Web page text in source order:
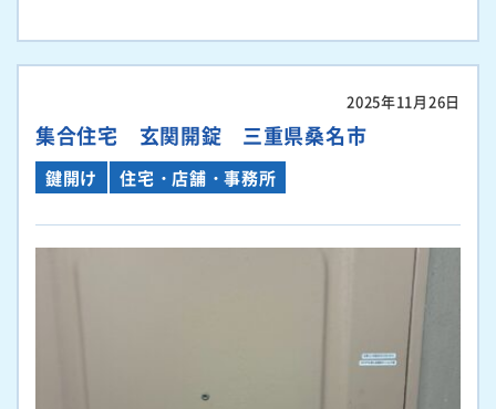
2025年11月26日
集合住宅 玄関開錠 三重県桑名市
鍵開け 住宅・店舗・事務所